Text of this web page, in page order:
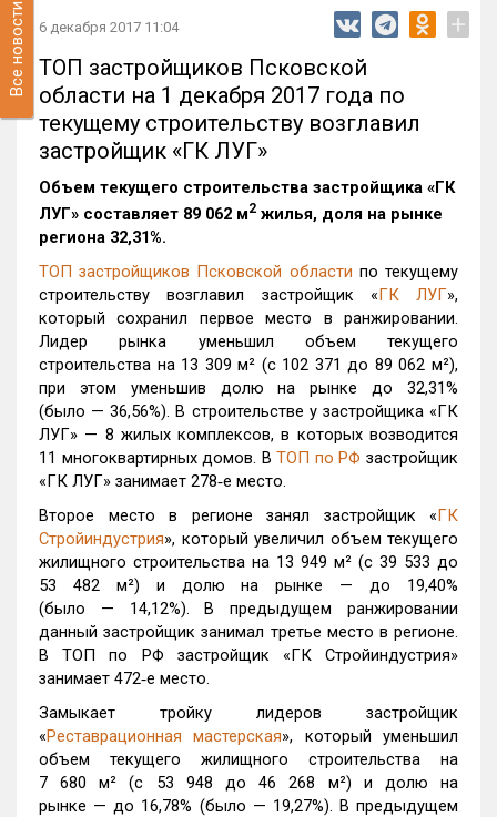
Все новости 6 декабря 2017 11:04 +
ТОП застройщиков Псковской
области на 1 декабря 2017 года по
текущему строительству возглавил
застройщик «ГК ЛУГ»
Объем текущего строительства застройщика «ГК
ЛУГ» составляет 89 062 м2 жилья, доля на рынке
региона 32,31%.
ТОП застройщиков Псковской области по текущему
строительству возглавил застройщик «ГК ЛУГ»,
который сохранил первое место в ранжировании.
Лидер рынка уменьшил объем текущего
строительства на 13 309 м² (с 102 371 до 89 062 м²),
при этом уменьшив долю на рынке до 32,31%
(было — 36,56%). В строительстве у застройщика «ГК
ЛУГ» — 8 жилых комплексов, в которых возводится
11 многоквартирных домов. ВТОП по РФ застройщик
«ГК ЛУГ» занимает 278‑е место.
Второе место в регионе занял застройщик «ГК
Стройиндустрия», который увеличил объем текущего
жилищного строительства на 13 949 м² (с 39 533 до
53 482 м²) и долю на рынке — до 19,40%
(было — 14,12%). В предыдущем ранжировании
данный застройщик занимал третье место в регионе.
В ТОП по РФ застройщик «ГК Стройиндустрия»
занимает 472‑е место.
Замыкает тройку лидеров застройщик
«Реставрационная мастерская», который уменьшил
объем текущего жилищного строительства на
7 680 м² (с 53 948 до 46 268 м²) и долю на
рынке — до 16,78% (было — 19,27%). В предыдущем